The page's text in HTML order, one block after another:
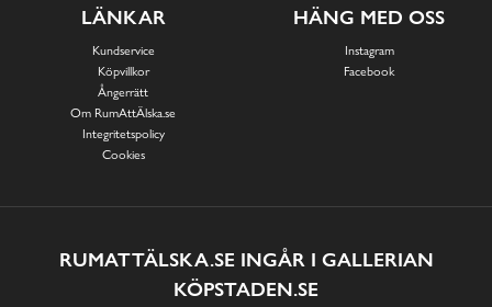
LÄNKAR
Kundservice
Köpvillkor
Ångerrätt
Om RumAttÄlska.se
Integritetspolicy
Cookies
HÄNG MED OSS
Instagram
Facebook
RUMATTÄLSKA.SE INGÅR I GALLERIAN
KÖPSTADEN.SE